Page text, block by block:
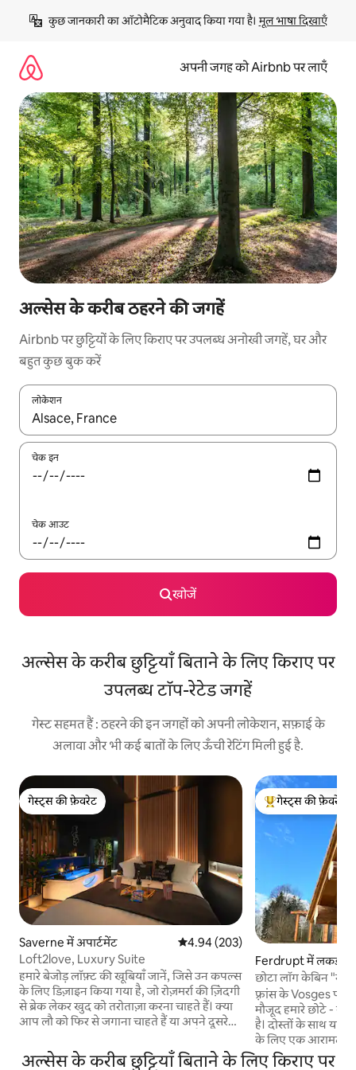
छोड़कर
कॉन्टेंट
कुछ जानकारी का ऑटोमैटिक अनुवाद किया गया है। मूल भाषा दिखाएँ
अपनी जगह को Airbnb पर लाएँ
अल्सेस के करीब ठहरने की जगहें
Airbnb पर छुट्टियों के लिए किराए पर उपलब्ध अनोखी जगहें, घर और
बहुत कुछ बुक करें
लोकेशन
नतीजों के उपलब्ध होने पर, अप और डाउन 'ऐरो की' का इस्तेमाल करके नेविगेट
चेक इन
चेक आउट
खोजें
अल्सेस के करीब छुट्टियाँ बिताने के लिए किराए पर
उपलब्ध टॉप-रेटेड जगहें
गेस्ट सहमत हैं : ठहरने की इन जगहों को अपनी लोकेशन, सफ़ाई के
अलावा और भी कई बातों के लिए ऊँची रेटिंग मिली हुई है.
गेस्ट्स की फ़ेवरेट
गेस्ट्स की फ़ेवरेट
Saverne में अपार्टमेंट औसत रेटिंग 5 में से 4.94, 203 समीक्षाएँ
4.94 (203)
Loft2love, Luxury Suite
हमारे बेजोड़ लॉफ़्ट की खूबियाँ जानें, जिसे उन कपल्स
के लिए डिज़ाइन किया गया है, जो रोज़मर्रा की ज़िंदगी
से ब्रेक लेकर खुद को तरोताज़ा करना चाहते हैं। क्या
आप लौ को फिर से जगाना चाहते हैं या अपने दूसरे
बेहतरीन सुविधाओं और एक्सेसरीज़ के साथ एक
असाधारण सेटिंग में एक रोमांटिक रात का मज़ा लें
गेस्ट्स का टॉप फ़ेवरेट
गेस्ट्स की फ़ेवरेट
Ferdrupt में लकड़ी
छोटा लॉग केबिन
फ़्रांस के Vosges
मौजूद हमारे छोटे - से
है। दोस्तों के साथ या
के लिए एक
जगह एक
अल्सेस के करीब छुट्टियाँ बिताने के लिए किराए पर